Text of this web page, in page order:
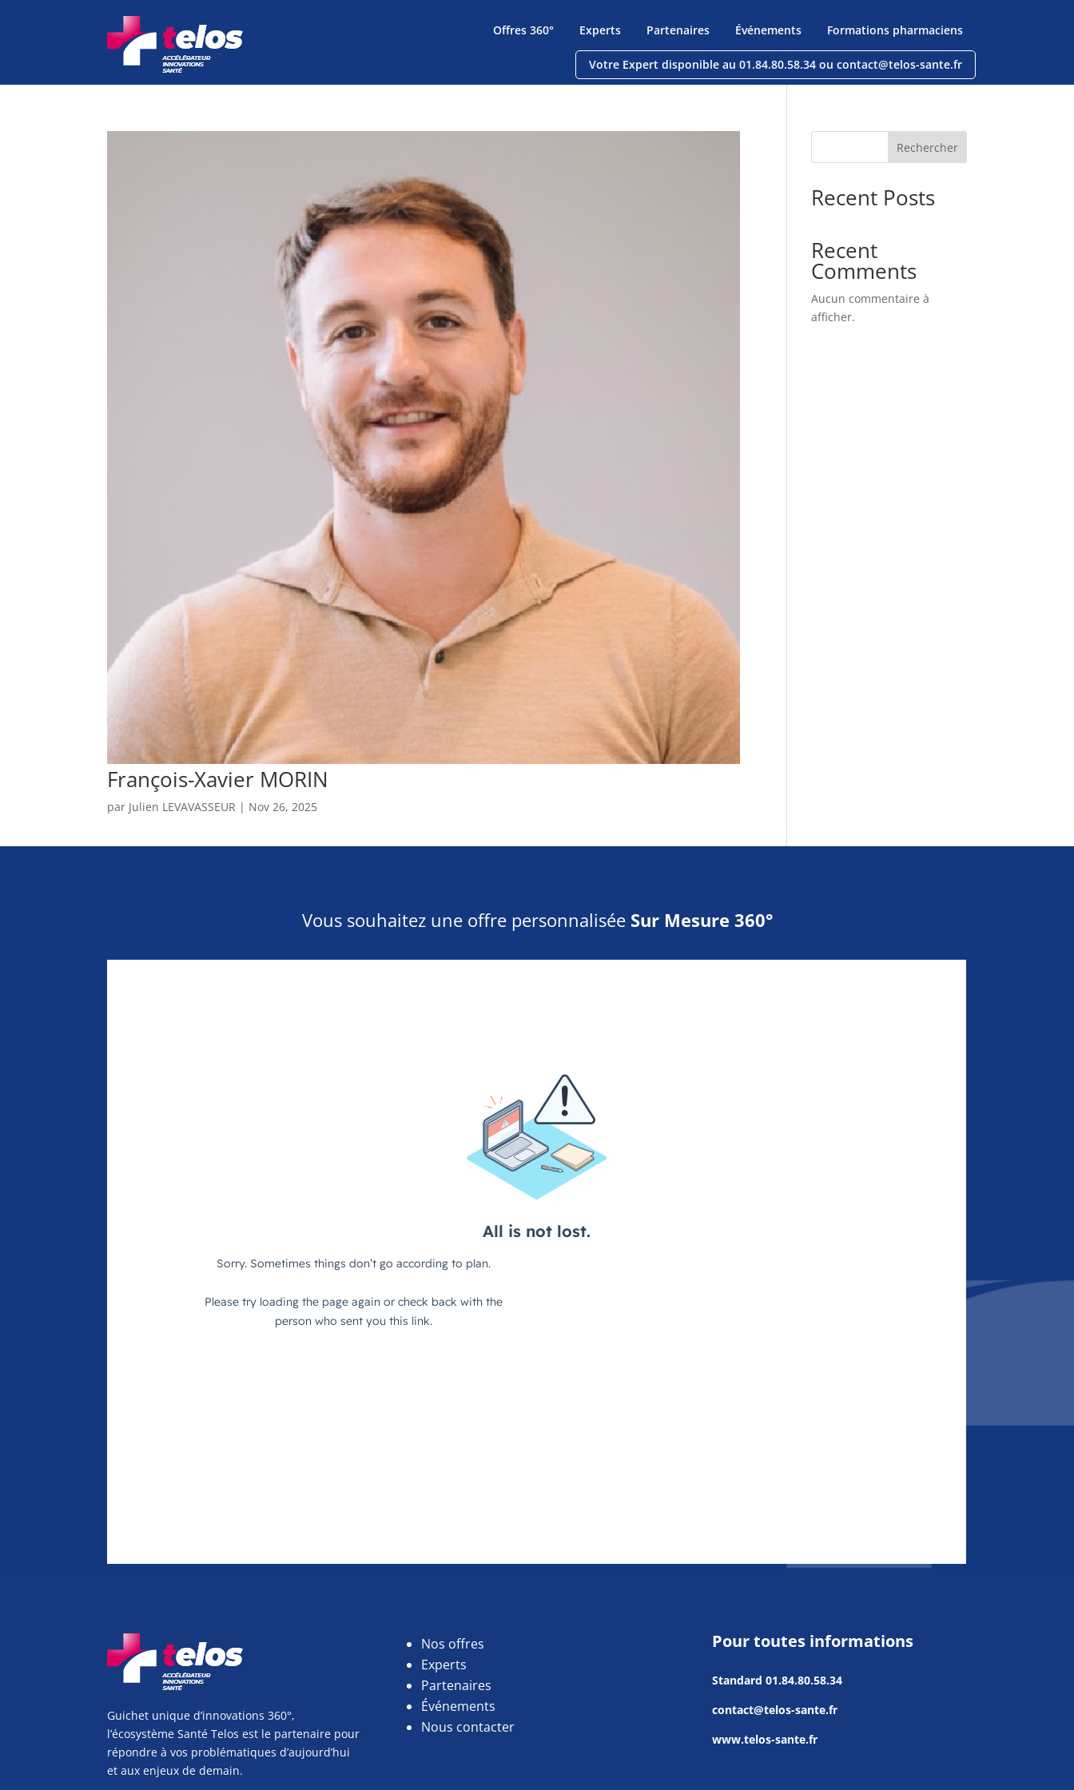
Offres 360° Experts Partenaires Événements Formations pharmaciens
Votre Expert disponible au 01.84.80.58.34 ou contact@telos-sante.fr
François-Xavier MORIN
par Julien LEVAVASSEUR | Nov 26, 2025
Rechercher
Recent Posts
Recent
Comments
Aucun commentaire à
afficher.
Vous souhaitez une offre personnalisée Sur Mesure 360°
Guichet unique d’innovations 360°,
l’écosystème Santé Telos est le partenaire pour
répondre à vos problématiques d’aujourd’hui
et aux enjeux de demain.
Nos offres
Experts
Partenaires
Événements
Nous contacter
Pour toutes informations
Standard 01.84.80.58.34
contact@telos-sante.fr
www.telos-sante.fr